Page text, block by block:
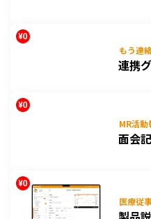
もう連
連携
MR活
面会
医療従